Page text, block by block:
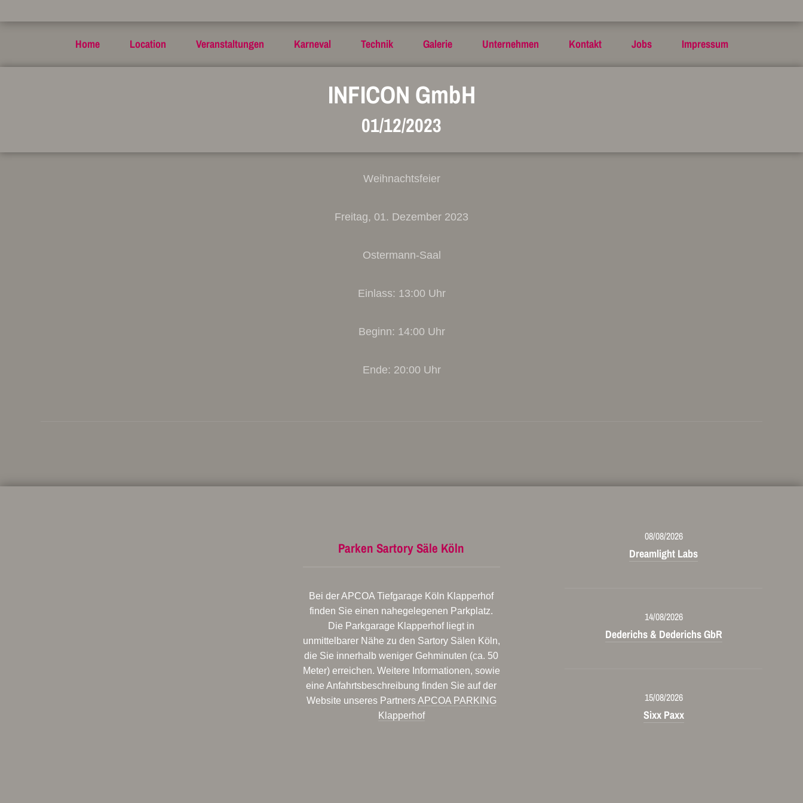
Home Location Veranstaltungen Karneval Technik Galerie Unternehmen Kontakt Jobs Impressum
INFICON GmbH
01/12/2023
Weihnachtsfeier
Freitag, 01. Dezember 2023
Ostermann-Saal
Einlass: 13:00 Uhr
Beginn: 14:00 Uhr
Ende: 20:00 Uhr
Parken Sartory Säle Köln
Bei der APCOA Tiefgarage Köln Klapperhof
finden Sie einen nahegelegenen Parkplatz.
Die Parkgarage Klapperhof liegt in
unmittelbarer Nähe zu den Sartory Sälen Köln,
die Sie innerhalb weniger Gehminuten (ca. 50
Meter) erreichen. Weitere Informationen, sowie
eine Anfahrtsbeschreibung finden Sie auf der
Website unseres PartnersAPCOA PARKING
Klapperhof
08/08/2026
Dreamlight Labs
14/08/2026
Dederichs & Dederichs GbR
15/08/2026
Sixx Paxx